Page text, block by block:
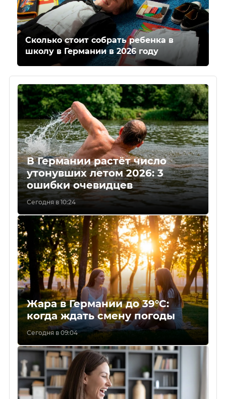
Сколько стоит собрать ребенка в
школу в Германии в 2026 году
В Германии растёт число
утонувших летом 2026: 3
ошибки очевидцев
Сегодня в 10:24
Жара в Германии до 39°C:
когда ждать смену погоды
Сегодня в 09:04